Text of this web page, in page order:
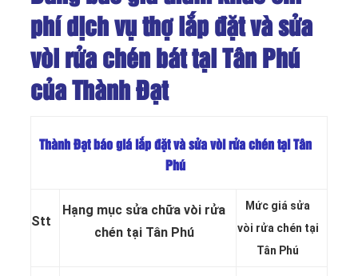
phí dịch vụ thợ lắp đặt và sửa
vòi rửa chén bát tại Tân Phú
của Thành Đạt
Thành Đạt báo giá lắp đặt và sửa vòi rửa chén tại Tân
Phú
Stt
Hạng mục sửa chữa vòi rửa
chén tại Tân Phú
Mức giá sửa
vòi rửa chén tại
Tân Phú